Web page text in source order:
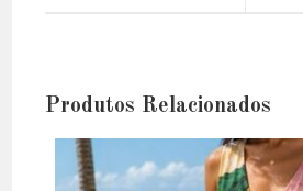
Produtos Relacionados